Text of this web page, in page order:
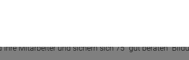
GmbH / MyLife – Robert Beer
Florian Birg von eFonds24 wird die online
Mitarbeiter und sichern sich 75 "gut beraten"